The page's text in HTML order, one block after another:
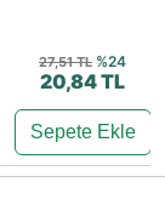
27,51 TL %24
20,84 TL
Sepete Ekle